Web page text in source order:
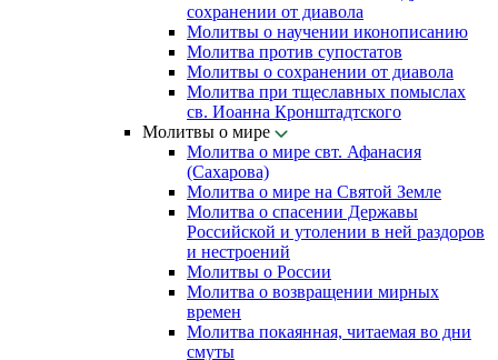
сохранении от диавола
Молитвы о научении иконописанию
Молитва против супостатов
Молитвы о сохранении от диавола
Молитва при тщеславных помыслах
св. Иоанна Кронштадтского
Молитвы о мире
Молитва о мире свт. Афанасия
(Сахарова)
Молитва о мире на Святой Земле
Молитва о спасении Державы
Российской и утолении в ней раздоров
и нестроений
Молитвы о России
Молитва о возвращении мирных
времен
Молитва покаянная, читаемая во дни
смуты